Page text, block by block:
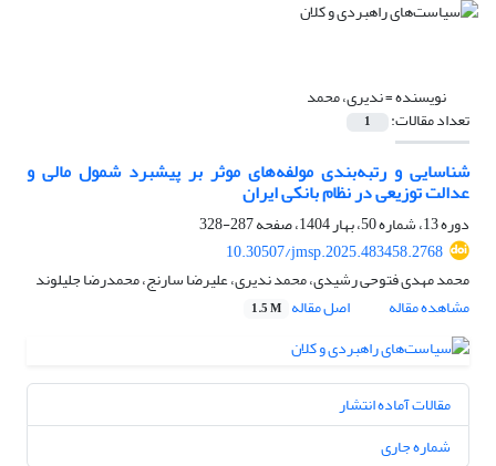
نویسنده =ندیری، محمد
تعداد مقالات: 1
شناسایی و رتبه‌بندی مولفه‌های موثر بر پیشبرد شمول مالی و
عدالت توزیعی در نظام بانکی ایران
دوره 13، شماره 50، بهار 1404، صفحه
287-328
10.30507/jmsp.2025.483458.2768
محمد مهدی فتوحی رشیدی، محمد ندیری، علیرضا سارنج، محمدرضا جلیلوند
مشاهده مقاله
اصل مقاله 1.5 M
مقالات آماده انتشار
شماره جاری